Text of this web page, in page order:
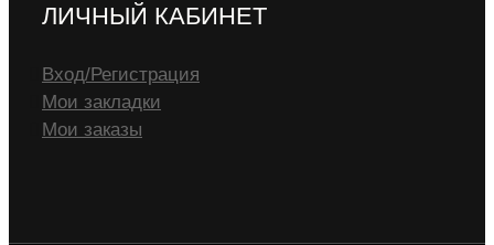
ЛИЧНЫЙ КАБИНЕТ
Вход/Регистрация
Мои закладки
Мои заказы